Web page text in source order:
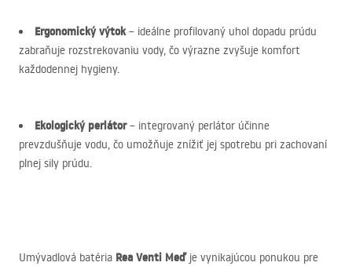
Ergonomický výtok– ideálne profilovaný uhol dopadu prúdu
zabraňuje rozstrekovaniu vody, čo výrazne zvyšuje komfort
každodennej hygieny.
Ekologický perlátor– integrovaný perlátor účinne
prevzdušňuje vodu, čo umožňuje znížiť jej spotrebu pri zachovaní
plnej sily prúdu.
Umývadlová batéria Rea Venti Meďje vynikajúcou ponukou pre